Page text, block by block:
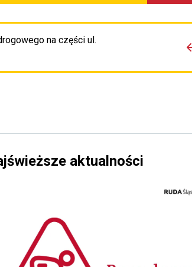
na części ul.
Przejdź do porzpedniego komunikatu
aktualności